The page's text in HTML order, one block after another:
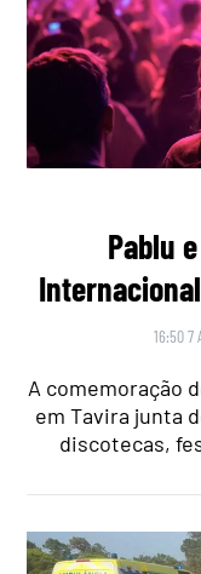
Pablu
16:50 7
A comemoração
em Tavira junta
discotecas,